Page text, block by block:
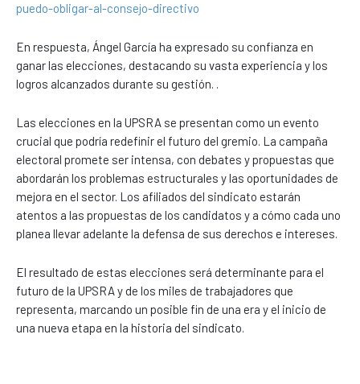
puedo-obligar-al-consejo-directivo
En respuesta, Ángel García ha expresado su confianza en
ganar las elecciones, destacando su vasta experiencia y los
logros alcanzados durante su gestión. .
Las elecciones en la UPSRA se presentan como un evento
crucial que podría redefinir el futuro del gremio. La campaña
electoral promete ser intensa, con debates y propuestas que
abordarán los problemas estructurales y las oportunidades de
mejora en el sector. Los afiliados del sindicato estarán
atentos a las propuestas de los candidatos y a cómo cada uno
planea llevar adelante la defensa de sus derechos e intereses.
El resultado de estas elecciones será determinante para el
futuro de la UPSRA y de los miles de trabajadores que
representa, marcando un posible fin de una era y el inicio de
una nueva etapa en la historia del sindicato.